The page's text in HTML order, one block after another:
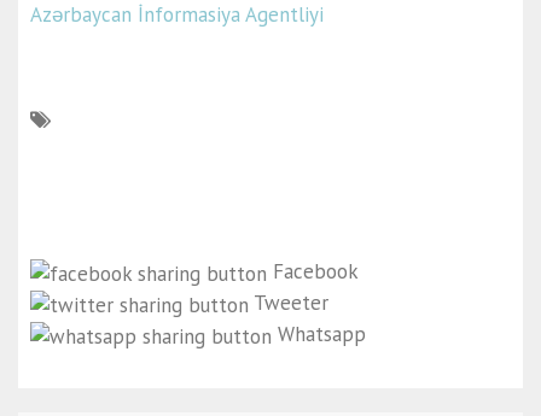
Azərbaycan İnformasiya Agentliyi
Facebook
Tweeter
Whatsapp